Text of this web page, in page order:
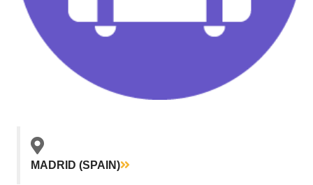
MADRID (SPAIN)